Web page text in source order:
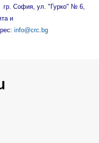
№ 6,
и
info@crc.bg